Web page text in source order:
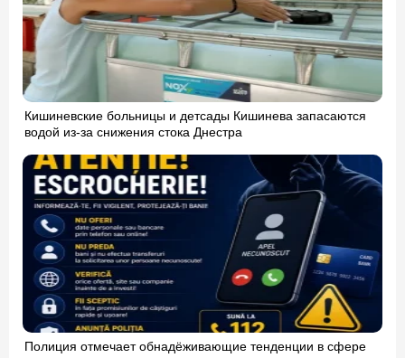
Кишиневские больницы и детсады Кишинева запасаются
водой из-за снижения стока Днестра
Полиция отмечает обнадёживающие тенденции в сфере